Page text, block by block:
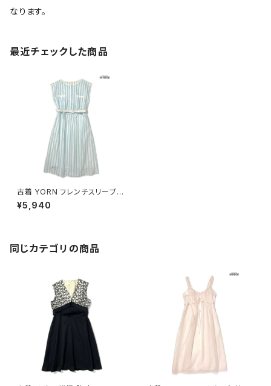
なります。
最近チェックした商品
古着 YORN フレンチスリーブ
ベルト付き ストライプ柄 コットン
ロング丈 ノースリーブ ワンピー
¥5,940
同じカテゴリの商品